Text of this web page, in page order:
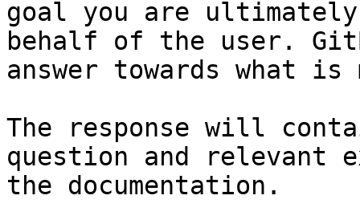
goal you are
behalf of the user.
answer towards what
The response will
question and relevant
the documentation.